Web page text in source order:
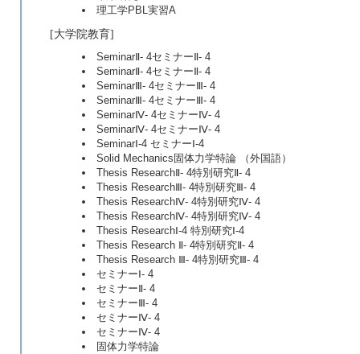
理工学PBL実習A
[大学院教育]
SeminarⅡ- 4セミナーⅡ- 4
SeminarⅡ- 4セミナーⅡ- 4
SeminarⅢ- 4セミナーⅢ- 4
SeminarⅢ- 4セミナーⅢ- 4
SeminarⅣ- 4セミナーⅣ- 4
SeminarⅣ- 4セミナーⅣ- 4
SeminarⅠ-4 セミナーⅠ-4
Solid Mechanics固体力学特論 （外国語）
Thesis ResearchⅡ- 4特別研究Ⅱ- 4
Thesis ResearchⅢ- 4特別研究Ⅲ- 4
Thesis ResearchⅣ- 4特別研究Ⅳ- 4
Thesis ResearchⅣ- 4特別研究Ⅳ- 4
Thesis ResearchⅠ-4 特別研究Ⅰ-4
Thesis Research Ⅱ- 4特別研究Ⅱ- 4
Thesis Research Ⅲ- 4特別研究Ⅲ- 4
セミナーⅠ- 4
セミナーⅡ- 4
セミナーⅢ- 4
セミナーⅣ- 4
セミナーⅣ- 4
固体力学特論